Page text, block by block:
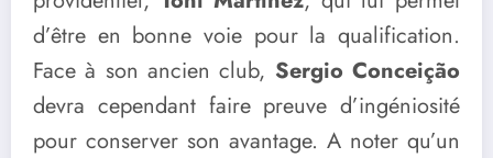
d’être en bonne voie pour la qualification.
Face à son ancien club, Sergio Conceição
devra cependant faire preuve d’ingéniosité
pour conserver son avantage. A noter qu’un